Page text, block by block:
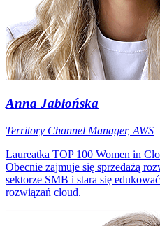
Anna Jabłońska
Territory Channel Manager, AWS
Laureatka TOP 100 Women in
Obecnie zajmuje się sprzedażą
sektorze SMB i stara się
rozwiązań cloud.